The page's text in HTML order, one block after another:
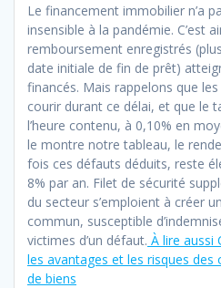
Le financement immobilier n’a
insensible à la pandémie. C’est
remboursement enregistrés
date initiale de fin de prêt)
financés. Mais rappelons que
courir durant ce délai, et que le
l’heure contenu, à 0,10% en
le montre notre tableau, le
fois ces défauts déduits, reste
8% par an. Filet de sécurité
du secteur s’emploient à créer
commun, susceptible
victimes d’un défaut. À lire aussi
les avantages et les risques
de biens